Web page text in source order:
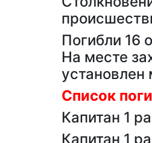
Погибли 16
На месте
Список
Капитан 1
Капитан 1